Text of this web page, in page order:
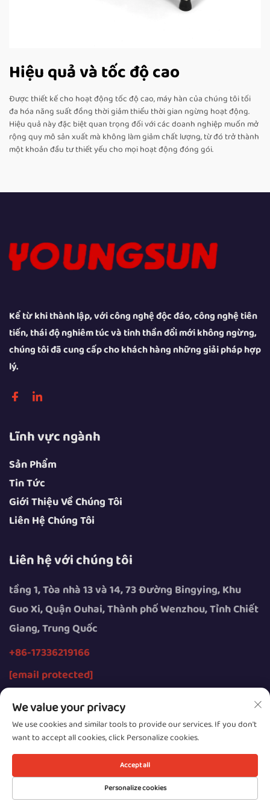
Hiệu quả và tốc độ cao
Được thiết kế cho hoạt động tốc độ cao, máy hàn của chúng tôi tối
đa hóa năng suất đồng thời giảm thiểu thời gian ngừng hoạt động.
Hiệu quả này đặc biệt quan trọng đối với các doanh nghiệp muốn mở
rộng quy mô sản xuất mà không làm giảm chất lượng, từ đó trở thành
một khoản đầu tư thiết yếu cho mọi hoạt động đóng gói.
Kể từ khi thành lập, với công nghệ độc đáo, công nghệ tiên
tiến, thái độ nghiêm túc và tinh thần đổi mới không ngừng,
chúng tôi đã cung cấp cho khách hàng những giải pháp hợp
lý.
Lĩnh vực ngành
Sản Phẩm
Tin Tức
Giới Thiệu Về Chúng Tôi
Liên Hệ Chúng Tôi
Liên hệ với chúng tôi
tầng 1, Tòa nhà 13 và 14, 73 Đường Bingying, Khu
Guo Xi, Quận Ouhai, Thành phố Wenzhou, Tỉnh Chiết
Giang, Trung Quốc
+86-17336219166
[email protected]
Bản quyền © 2026 thuộc về Công ty TNHH Thiết bị
Thông minh Wenzhou Youngsun
Sự riêng tư
We value your privacy
We use cookies and similar tools to provide our services. If you don't
want to accept all cookies, click Personalize cookies.
Personalize cookies
Accept all